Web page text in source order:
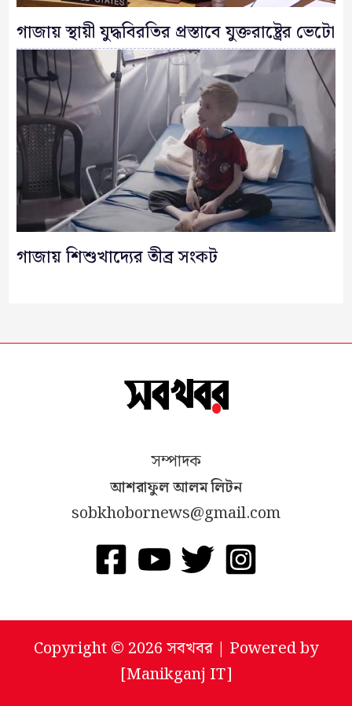
গাজায় স্থায়ী যুদ্ধবিরতির প্রস্তাবে যুক্তরাষ্ট্রের ভেটো
গাজায় শিশুখাদ্যের তীব্র সংকট
সম্পাদক
আশরাফুল আলম লিটন
sobkhobornews@gmail.com
Copyright © 2026 সবখবর | Powered by
[Manikganj IT]